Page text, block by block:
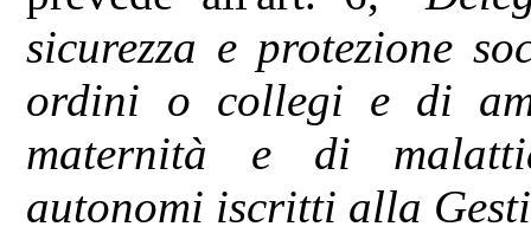
sicurezza e protezione
ordini o collegi e di
maternità e di
autonomi iscritti alla